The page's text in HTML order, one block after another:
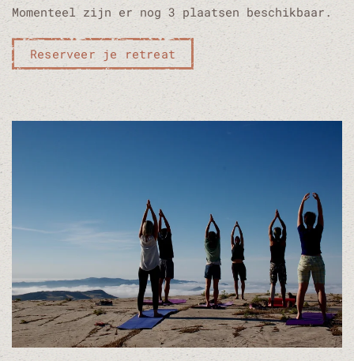
Momenteel zijn er nog 3 plaatsen beschikbaar.
Reserveer je retreat